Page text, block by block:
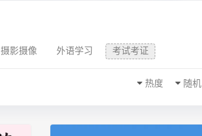
摄影摄像 外语学习 考试考证
随机
热度